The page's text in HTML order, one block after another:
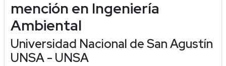
mención en Ingeniería
Ambiental
Universidad Nacional de San Agustín
UNSA - UNSA